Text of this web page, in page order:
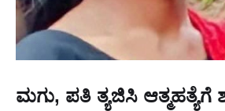
ಮಗು, ಪತಿ ತ್ಯಜಿಸಿ